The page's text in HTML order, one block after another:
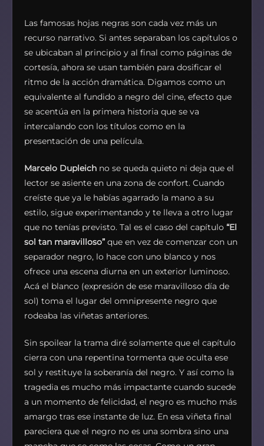
Las famosas hojas negras son cada vez más un
recurso narrativo. Si antes separaban los capítulos o
se ubicaban al principio y al final como páginas de
cortesía, ahora se usan también para dosificar el
ritmo de la acción dramática. Digamos como un
equivalente al fundido a negro del cine, efecto que
se acentúa en la primera historia que se va
intercalando con los títulos como en la
presentación de una película.
Marcelo Dupleich no se queda quieto ni deja que el
lector se asiente en una zona de confort. Cuando
creíste que ya le habías agarrado la mano a su
estilo, sigue experimentando y te lleva a otro lugar
que no tenías previsto. Tal es el caso del capítulo “El
sol tan maravilloso” que en vez de comenzar con un
separador negro, lo hace con uno blanco y nos
ofrece una escena diurna en un exterior luminoso.
Acá el blanco (expresión de ese maravilloso día de
sol) toma el lugar del omnipresente negro que
rodeaba las viñetas anteriores.
Sin spoilear la trama diré solamente que el capítulo
cierra con una repentina tormenta que oculta ese
sol y restituye la soberanía del negro. Y así como la
tragedia es mucho más impactante cuando sucede
a un momento de felicidad, el negro es mucho más
amargo tras ese instante de luz. En esa viñeta final
pareciera que el negro no es una sombra sino una